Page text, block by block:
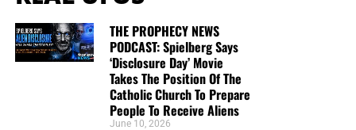
THE PROPHECY NEWS
PODCAST: Spielberg Says
‘Disclosure Day’ Movie
Takes The Position Of The
Catholic Church To Prepare
People To Receive Aliens
June 10, 2026